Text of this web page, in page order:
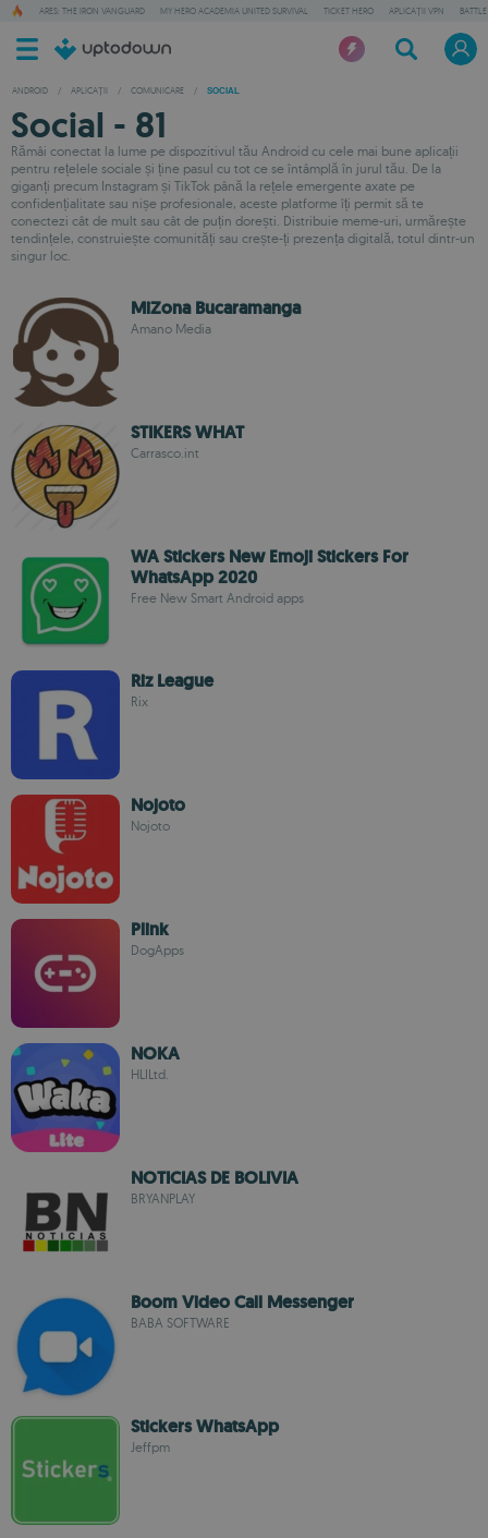
ARES: THE IRON VANGUARD MY HERO ACADEMIA UNITED SURVIVAL TICKET HERO APLICAȚII VPN
ANDROID / APLICAȚII / COMUNICARE / SOCIAL
Social - 81
Rămâi conectat la lume pe dispozitivul tău Android cu cele mai bune aplicații
pentru rețelele sociale și ține pasul cu tot ce se întâmplă în jurul tău. De la
giganți precum Instagram și TikTok până la rețele emergente axate pe
confidențialitate sau nișe profesionale, aceste platforme îți permit să te
conectezi cât de mult sau cât de puțin dorești. Distribuie meme-uri, urmărește
tendințele, construiește comunități sau crește-ți prezența digitală, totul dintr-un
singur loc.
MiZona Bucaramanga
Amano Media
STIKERS WHAT
Carrasco.int
WA Stickers New Emoji Stickers For
WhatsApp 2020
Free New Smart Android apps
Riz League
Rix
Nojoto
Nojoto
Plink
DogApps
NOKA
HLILtd.
NOTICIAS DE BOLIVIA
BRYANPLAY
Boom Video Call Messenger
BABA SOFTWARE
Stickers WhatsApp
Jeffpm